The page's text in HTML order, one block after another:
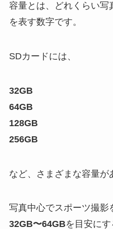
容量とは、どれくらい写
を表す数字です。
SDカードには、
32GB
64GB
128GB
256GB
など、さまざまな容量が
写真中心でスポーツ撮影
32GB〜64GBを目安にす